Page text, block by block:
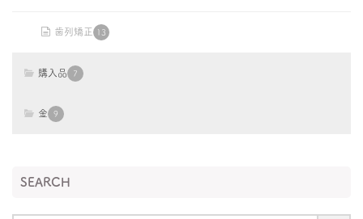
歯列矯正 13
購入品 7
金 9
SEARCH